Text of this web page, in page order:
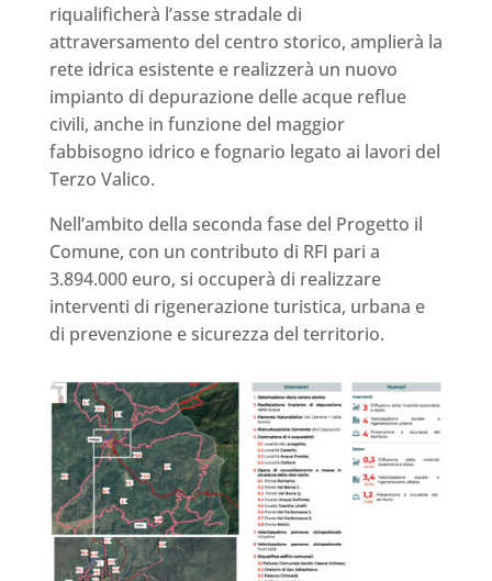
riqualificherà l’asse stradale di
attraversamento del centro storico, amplierà la
rete idrica esistente e realizzerà un nuovo
impianto di depurazione delle acque reflue
civili, anche in funzione del maggior
fabbisogno idrico e fognario legato ai lavori del
Terzo Valico.
Nell’ambito della seconda fase del Progetto il
Comune, con un contributo di RFI pari a
3.894.000 euro, si occuperà di realizzare
interventi di rigenerazione turistica, urbana e
di prevenzione e sicurezza del territorio.